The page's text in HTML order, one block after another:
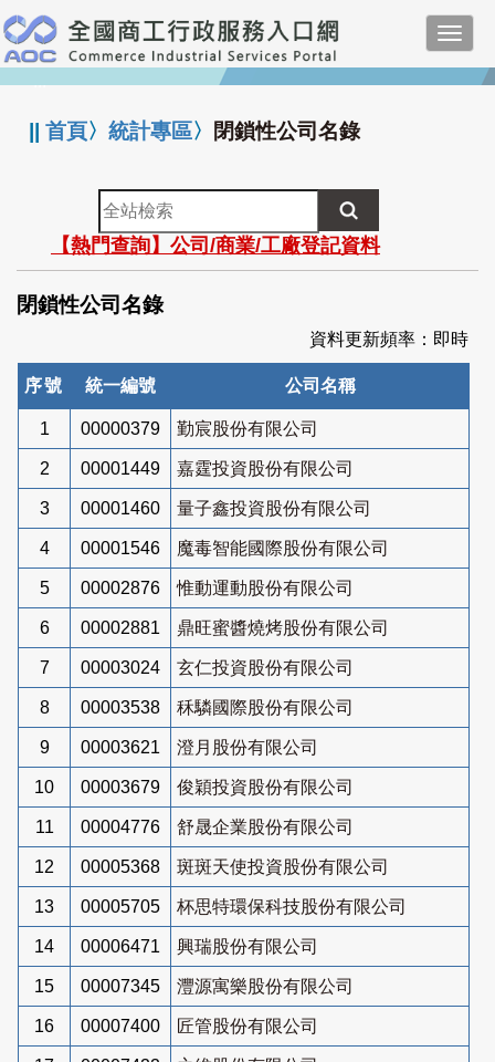
跳
到
主
要
:::
||首頁〉統計專區〉 閉鎖性公司名錄
全
站
檢
索
【熱門查詢】公司/商業/工廠登記資料
閉鎖性公司名錄
資料更新頻率：即時
序號 統一編號 公司名稱
1 00000379 勤宸股份有限公司
2 00001449 嘉霆投資股份有限公司
3 00001460 量子鑫投資股份有限公司
4 00001546 魔毒智能國際股份有限公司
5 00002876 惟動運動股份有限公司
6 00002881 鼎旺蜜醬燒烤股份有限公司
7 00003024 玄仁投資股份有限公司
8 00003538 秝驎國際股份有限公司
9 00003621 澄月股份有限公司
10 00003679 俊穎投資股份有限公司
11 00004776 舒晟企業股份有限公司
12 00005368 斑斑天使投資股份有限公司
13 00005705 杯思特環保科技股份有限公司
14 00006471 興瑞股份有限公司
15 00007345 灃源寓樂股份有限公司
16 00007400 匠管股份有限公司